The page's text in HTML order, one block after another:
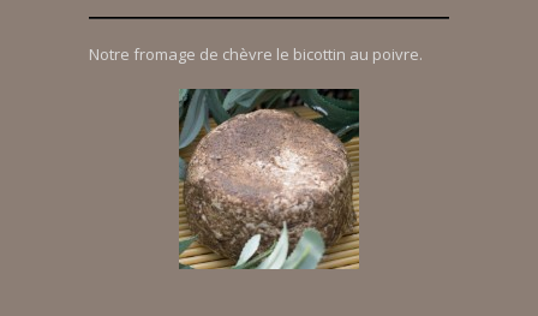
Notre fromage de chèvre le bicottin au poivre.